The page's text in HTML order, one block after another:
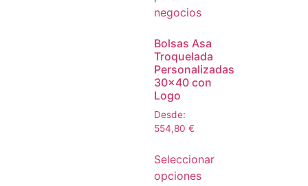
Bolsas Asa
Troquelada
Personalizadas
30×40 con
Logo
Desde:
554,80 €
Seleccionar
opciones